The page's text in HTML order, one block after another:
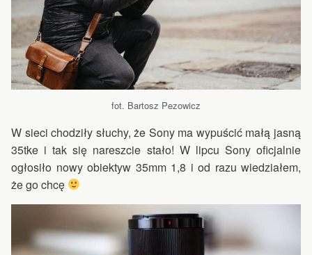
fot. Bartosz Pezowicz
W sieci chodziły słuchy, że Sony ma wypuścić małą jasną
35tke i tak się nareszcie stało! W lipcu Sony oficjalnie
ogłosiło nowy obiektyw 35mm 1,8 i od razu wiedziałem,
że go chcę